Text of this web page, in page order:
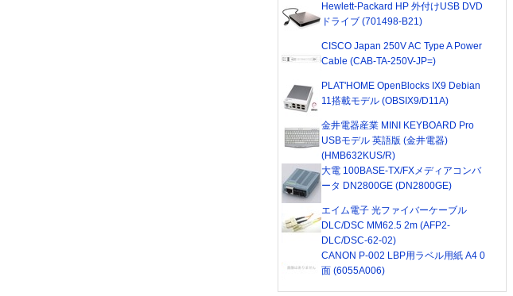
Hewlett-Packard HP 外付けUSB DVD
ドライブ (701498-B21)
CISCO Japan 250V AC Type A Power
Cable (CAB-TA-250V-JP=)
PLAT'HOME OpenBlocks IX9 Debian
11搭載モデル (OBSIX9/D11A)
金井電器産業 MINI KEYBOARD Pro
USBモデル 英語版 (金井電器)
(HMB632KUS/R)
大電 100BASE-TX/FXメディアコンバ
ータ DN2800GE (DN2800GE)
エイム電子 光ファイバーケーブル
DLC/DSC MM62.5 2m (AFP2-
DLC/DSC-62-02)
CANON P-002 LBP用ラベル用紙 A4 0
面 (6055A006)